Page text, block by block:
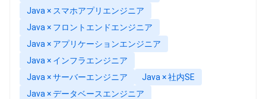
Java × スマホアプリエンジニア
Java × フロントエンドエンジニア
Java × アプリケーションエンジニア
Java × インフラエンジニア
Java × サーバーエンジニア
Java × 社内SE
Java × データベースエンジニア